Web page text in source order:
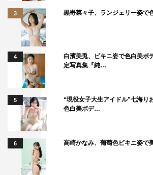
3 黒嵜菜々子、ランジェリー姿で
4
白濱美兎、ビキニ姿で色白美
定写真集『純…
5
“現役女子大生アイドル”七海り
色白美ボデ…
6 高崎かなみ、葡萄色ビキニ姿で